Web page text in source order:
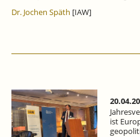
Dr. Jochen Späth [IAW]
ist